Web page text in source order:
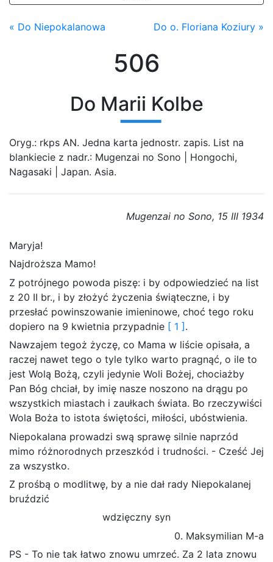
« Do Niepokalanowa Do o. Floriana Koziury »
506
Do Marii Kolbe
Oryg.: rkps AN. Jedna karta jednostr. zapis. List na
blankiecie z nadr.: Mugenzai no Sono | Hongochi,
Nagasaki | Japan. Asia.
Mugenzai no Sono, 15 III 1934
Maryja!
Najdroższa Mamo!
Z potrójnego powoda piszę: i by odpowiedzieć na list
z 20 II br., i by złożyć życzenia świąteczne, i by
przesłać powinszowanie imieninowe, choć tego roku
dopiero na 9 kwietnia przypadnie [ 1 ].
Nawzajem tegoż życzę, co Mama w liście opisała, a
raczej nawet tego o tyle tylko warto pragnąć, o ile to
jest Wolą Bożą, czyli jedynie Woli Bożej, chociażby
Pan Bóg chciał, by imię nasze noszono na drągu po
wszystkich miastach i zaułkach świata. Bo rzeczywiści
Wola Boża to istota świętości, miłości, ubóstwienia.
Niepokalana prowadzi swą sprawę silnie naprzód
mimo różnorodnych przeszkód i trudności. - Cześć Jej
za wszystko.
Z prośbą o modlitwę, by a nie dał rady Niepokalanej
bruździć
wdzięczny syn
0. Maksymilian M-a
PS - To nie tak łatwo znowu umrzeć. Za 2 lata znowu